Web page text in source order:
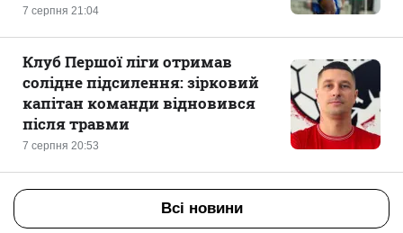
7 серпня 21:04
7 серпня 20:53
Клуб Першої ліги отримав
солідне підсилення: зірковий
капітан команди відновився
після травми
Всі новини